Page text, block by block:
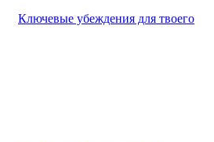
Ключевые убеждения для твоего